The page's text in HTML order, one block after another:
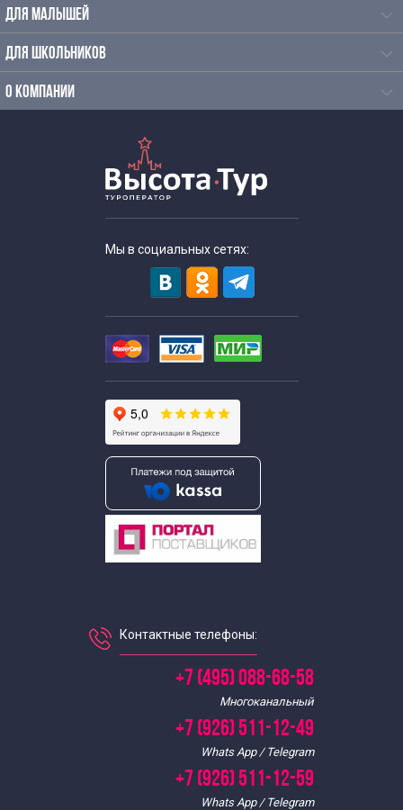
ДЛЯ МАЛЫШЕЙ
ДЛЯ ШКОЛЬНИКОВ
О КОМПАНИИ
Мы в социальных сетях:
Контактные телефоны:
+7 (495) 088-68-58
Многоканальный
+7 (926) 511-12-49
Whats App / Telegram
+7 (926) 511-12-59
Whats App / Telegram